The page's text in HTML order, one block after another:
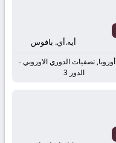
أيه.أي. بافوس
أوروبا, تصفيات الدوري الاوروبي -
الدور 3